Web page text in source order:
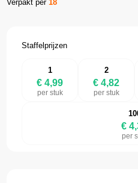
Verpakt per18
Staffelprijzen
1
€ 4,99
per stuk
2
€ 4,82
per stuk
€
per